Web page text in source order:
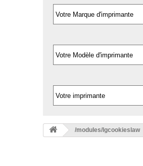
/modules/lgcookieslaw